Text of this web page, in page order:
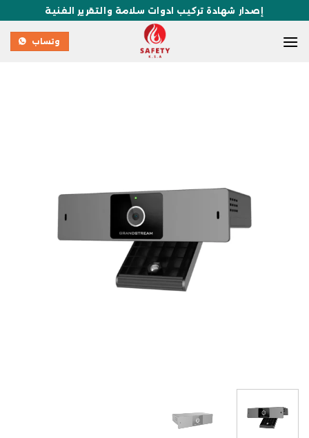
إصدار شهادة تركيب ادوات سلامة والتقرير الفنية
وتساب